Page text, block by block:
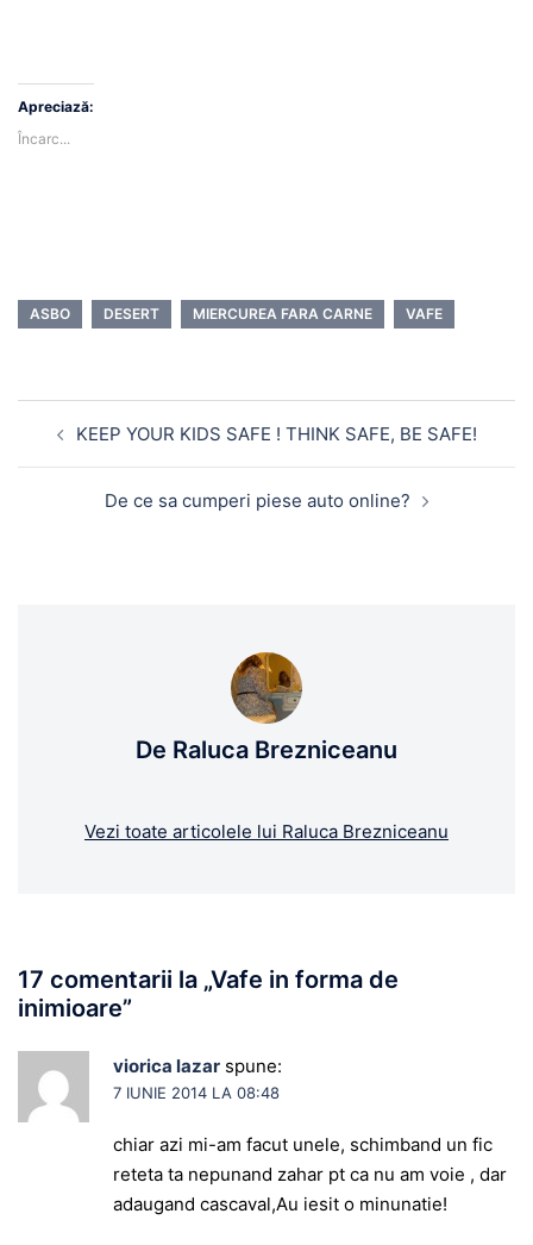
Apreciază:
Încarc...
ASBO DESERT MIERCUREA FARA CARNE VAFE
articole
KEEP YOUR KIDS SAFE ! THINK SAFE, BE SAFE!
De ce sa cumperi piese auto online?
De Raluca Brezniceanu
Vezi toate articolele lui Raluca Brezniceanu
17 comentarii la „Vafe in forma de
inimioare”
viorica lazar spune:
7 IUNIE 2014 LA 08:48
chiar azi mi-am facut unele, schimband un fic
reteta ta nepunand zahar pt ca nu am voie , dar
adaugand cascaval,Au iesit o minunatie!